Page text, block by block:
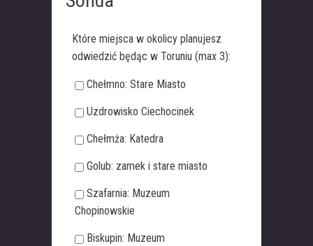
Które miejsca w okolicy planujesz
odwiedzić będąc w Toruniu (max 3):
Chełmno: Stare Miasto
Uzdrowisko Ciechocinek
Chełmża: Katedra
Golub: zamek i stare miasto
Szafarnia: Muzeum
Chopinowskie
Biskupin: Muzeum